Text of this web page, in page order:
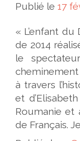
Publié le 17
« L’enfant
de 2014
le
à travers
et
Roumanie
de Français.